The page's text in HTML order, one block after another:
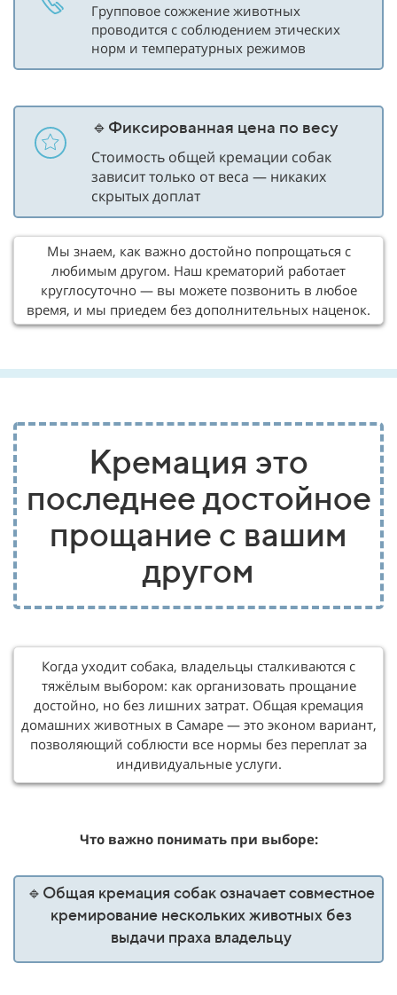
Групповое сожжение животных
проводится с соблюдением этических
норм и температурных режимов
🔹Фиксированная цена по весу
Стоимость общей кремации собак
зависит только от веса — никаких
скрытых доплат
Мы знаем, как важно достойно попрощаться с
любимым другом. Наш крематорий работает
круглосуточно — вы можете позвонить в любое
время, и мы приедем без дополнительных наценок.
Кремация это
последнее достойное
прощание с вашим
другом
Когда уходит собака, владельцы сталкиваются с
тяжёлым выбором: как организовать прощание
достойно, но без лишних затрат. Общая кремация
домашних животных в Самаре — это эконом вариант,
позволяющий соблюсти все нормы без переплат за
индивидуальные услуги.
Что важно понимать при выборе:
🔹Общая кремация собак означает совместное
кремирование нескольких животных без
выдачи праха владельцу